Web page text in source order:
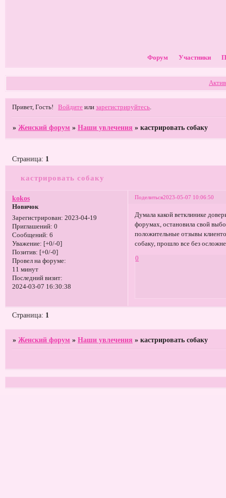
Форум Участники
Привет, Гость! Войдите илизарегистрируйтесь
»Женский форум »Наши увлечения »кастрировать собаку
кастрировать собаку
Страница: 1
Поделиться2023-05-07 10:06:50
kokos
Новичок
Зарегистрирован: 2023-04-19
Приглашений: 0
Сообщений: 6
Уважение: [+0/-0]
Позитив: [+0/-0]
Провел на форуме:
11 минут
Последний визит:
2024-03-07 16:30:38
Думала какой ветклинике
форумах, остановила свой
положительные отзывы
собаку, прошло все без
0
Страница: 1
»Женский форум »Наши увлечения »кастрировать собаку